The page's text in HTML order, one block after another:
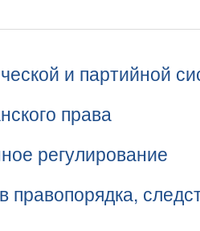
и партийной
права
регулирование
правопорядка,